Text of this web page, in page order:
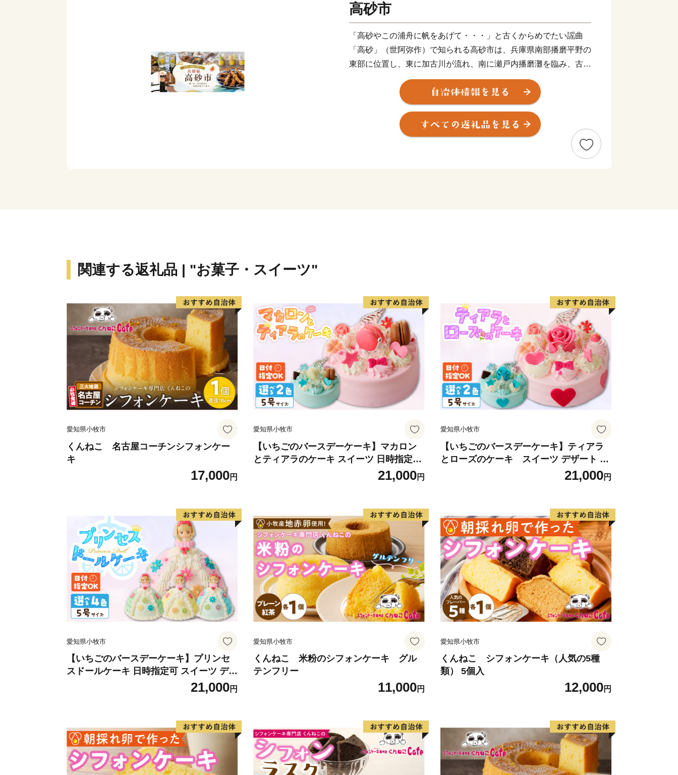
高砂市
「高砂やこの浦舟に帆をあげて・・・」と古くからめでたい謡曲
「高砂」（世阿弥作）で知られる高砂市は、兵庫県南部播磨平野の
東部に位置し、東に加古川が流れ、南に瀬戸内播磨灘を臨み、古く
から白砂青松の風光明媚な泊として栄えてきました。
西部の日笠山や中央部の竜山などの丘陵地には多くの遺跡が発見さ
れており、原始・古代の人々の暮らしぶりをしのぶことができま
が発達し、商品流通も盛んに行われました。
近現代になると大阪や神戸などの大都市に近いことや豊富な用水が
あること、埋め立てしやすい遠浅の海岸などが企業の立地条件とな
って、機械・製紙・化学・食品・電力などの大工場が進出し、播磨
臨海工業地帯の中核となりました。
昭和29年には高砂町・荒井村・伊保村・曽根町が合併して高砂市
浜村を併せ現在の高砂市になり、一層の発展を目指しています。
市内には、高砂神社・生石神社・鹿嶋神社・曽根天満宮・十輪寺な
どの社寺や石の宝殿などの史跡も多く、市内各神社の秋祭りなどの
関連する返礼品 | "お菓子・スイーツ"
愛知県小牧市
くんねこ 名古屋コーチンシフォンケー
キ
17,000円
愛知県小牧市
【いちごのバースデーケーキ】マカロン
とティアラのケーキ スイーツ 日時指定可
デザート 洋菓子 お取り寄せ 愛知県 小牧
市 送料無料 誕生日 クリスマス お祝い マ
21,000円
愛知県小牧市
【いちごのバースデーケーキ】ティアラ
とローズのケーキ スイーツ デザート 洋
菓子 お取り寄せ 愛知県 小牧市 送料無料
誕生日 クリスマス お祝い ばら 花 フラワ
21,000円
愛知県小牧市
【いちごのバースデーケーキ】プリンセ
スドールケーキ 日時指定可 スイーツ デザ
ート 洋菓子 お取り寄せ 愛知県 小牧市 送
料無料 誕生日 クリスマス お祝い キャラ
21,000円
愛知県小牧市
くんねこ 米粉のシフォンケーキ グル
テンフリー
11,000円
愛知県小牧市
くんねこ シフォンケーキ（人気の5種
類） 5個入
12,000円